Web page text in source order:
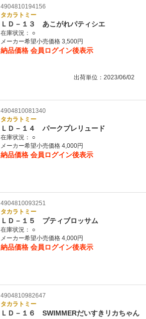
4904810194156
タカラトミー
ＬＤ－１３ あこがれパティシエ
在庫状況：
○
メーカー希望小売価格 3,500円
納品価格 会員ログイン後表示
出荷単位：2023/06/02
4904810081340
タカラトミー
ＬＤ－１４ パークプレリュード
在庫状況：
○
メーカー希望小売価格 4,000円
納品価格 会員ログイン後表示
4904810093251
タカラトミー
ＬＤ－１５ プティブロッサム
在庫状況：
○
メーカー希望小売価格 4,000円
納品価格 会員ログイン後表示
4904810982647
タカラトミー
ＬＤ－１６ SWIMMERだいすきリカちゃん